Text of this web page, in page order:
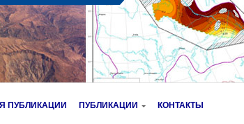
ПУБЛИКАЦИИ ПУБЛИКАЦИИ КОНТАКТЫ